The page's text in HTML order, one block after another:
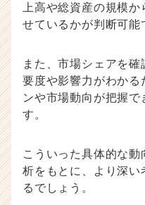
上高や総資産の規模
せているかが判断可能
また、市場シェアを
要度や影響力がわかる
ンや市場動向が把握で
す。
こういった具体的な
析をもとに、より深い
るでしょう。